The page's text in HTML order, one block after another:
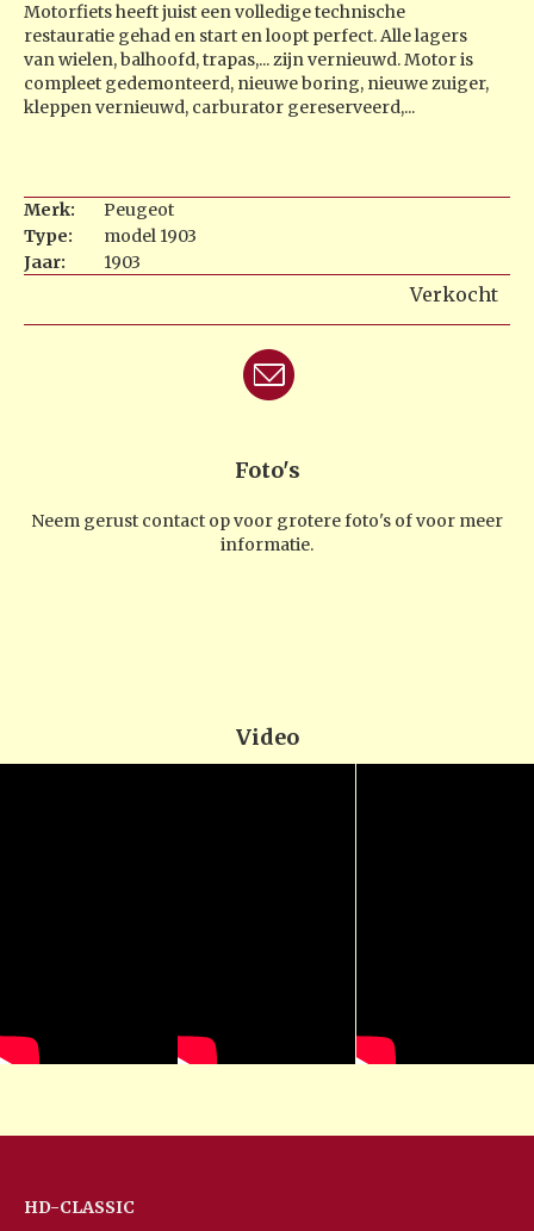
Motorfiets heeft juist een volledige technische
restauratie gehad en start en loopt perfect. Alle lagers
van wielen, balhoofd, trapas,... zijn vernieuwd. Motor is
compleet gedemonteerd, nieuwe boring, nieuwe zuiger,
kleppen vernieuwd, carburator gereserveerd,...
Merk:
Peugeot
Type:
model 1903
Jaar:
1903
Verkocht
Foto's
Neem gerust contact op voor grotere foto's of voor meer
informatie.
Video
HD-CLASSIC